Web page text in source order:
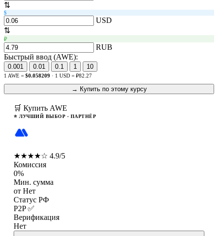
⇅
$
USD
⇅
₽
RUB
Быстрый ввод (AWE):
0.001 0.01 0.1 1 10
1 AWE = $0.058209 · 1 USD = ₽82.27
→ Купить по этому курсу
🛒 Купить AWE
⭐ ЛУЧШИЙ ВЫБОР · ПАРТНЁР
★★★★☆ 4.9/5
Комиссия
0%
Мин. сумма
от Нет
Статус РФ
P2P ✅
Верификация
Нет